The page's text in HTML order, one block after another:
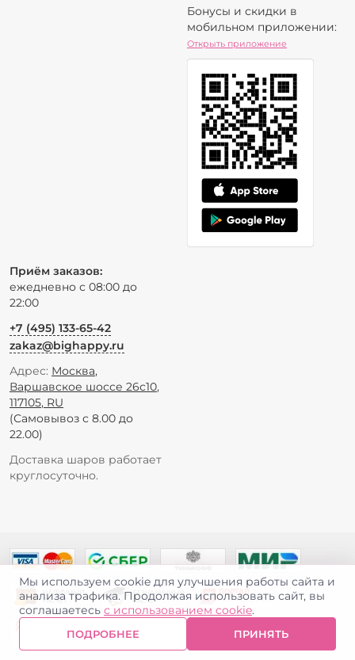
Бонусы и скидки в
мобильном приложении:
Открыть приложение
Приём заказов:
ежедневно с 08:00 до
22:00
+7 (495) 133-65-42
zakaz@bighappy.ru
Адрес: Москва,
Варшавское шоссе 26с10,
117105, RU
(Самовывоз с 8.00 до
22.00)
Доставка шаров работает
круглосуточно.
Мы используем cookie для улучшения работы сайта и
анализа трафика. Продолжая использовать сайт, вы
соглашаетесь с использованием cookie.
ПОДРОБНЕЕ ПРИНЯТЬ